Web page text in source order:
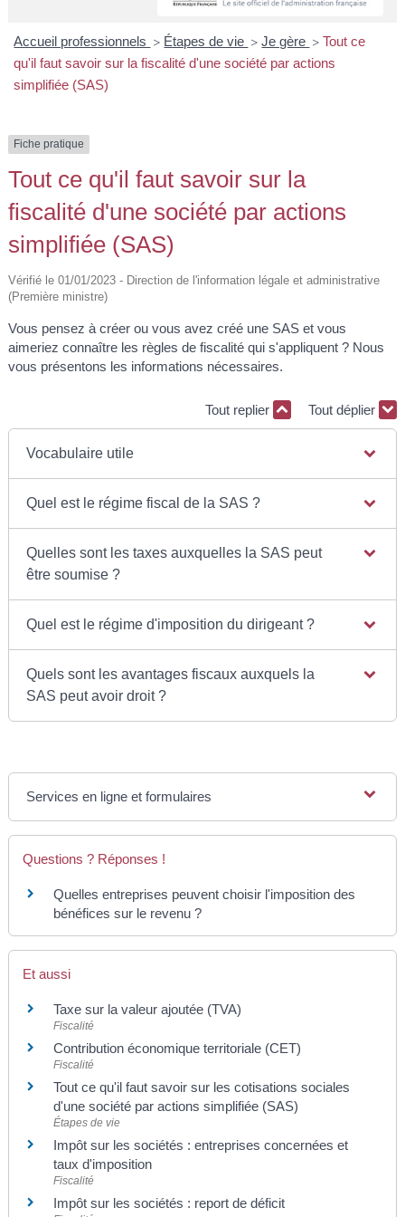
IE
Accueil professionnels > Étapes de vie > Je gère > Tout ce
qu'il faut savoir sur la fiscalité d'une société par actions
simplifiée (SAS)
Fiche pratique
Tout ce qu'il faut savoir sur la
fiscalité d'une société par actions
simplifiée (SAS)
Vérifié le 01/01/2023 - Direction de l'information légale et administrative
(Première ministre)
Vous pensez à créer ou vous avez créé une SAS et vous
aimeriez connaître les règles de fiscalité qui s'appliquent ? Nous
vous présentons les informations nécessaires.
Tout replier Tout déplier
Vocabulaire utile
Quel est le régime fiscal de la SAS ?
Quelles sont les taxes auxquelles la SAS peut
être soumise ?
Quel est le régime d'imposition du dirigeant ?
Quels sont les avantages fiscaux auxquels la
SAS peut avoir droit ?
Services en ligne et formulaires
Questions ? Réponses !
Quelles entreprises peuvent choisir l'imposition des
bénéfices sur le revenu ?
Et aussi
Taxe sur la valeur ajoutée (TVA)
Fiscalité
Contribution économique territoriale (CET)
Fiscalité
Tout ce qu'il faut savoir sur les cotisations sociales
d'une société par actions simplifiée (SAS)
Étapes de vie
Impôt sur les sociétés : entreprises concernées et
taux d'imposition
Fiscalité
Impôt sur les sociétés : report de déficit